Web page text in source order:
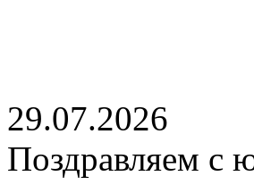
29.07.2026
Поздравляем с